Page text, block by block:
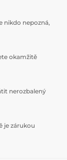
nikdo nepozná,
okamžitě
nerozbalený
je zárukou